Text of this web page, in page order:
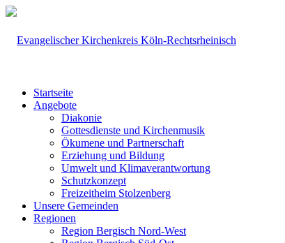
Startseite
Angebote
Diakonie
Gottesdienste und Kirchenmusik
Ökumene und Partnerschaft
Erziehung und Bildung
Umwelt und Klimaverantwortung
Schutzkonzept
Freizeitheim Stolzenberg
Unsere Gemeinden
Regionen
Region Bergisch Nord-West